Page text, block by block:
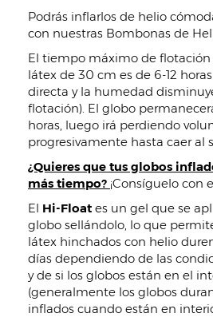
Podrás inflarlos de helio
con nuestras Bombonas de
El tiempo máximo de
látex de 30 cm es de 6-12
directa y la humedad
flotación). El globo
horas, luego irá perdiendo
progresivamente hasta caer al
¿Quieres que tus globos
más tiempo? ¡Consíguelo con
El Hi-Float es un gel que se
globo sellándolo, lo que
látex hinchados con helio
días dependiendo de las
y de si los globos están en el
(generalmente los globos
inflados cuando están en